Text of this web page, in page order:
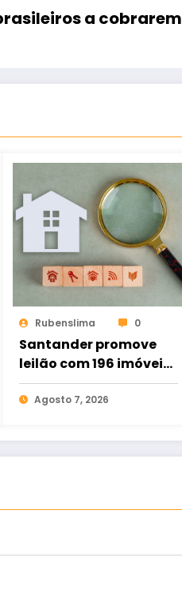
a cobrarem
Rubenslima 0
Santander promove
leilão com 196 imóveis;
há ofertas no Ceará
Agosto 7, 2026